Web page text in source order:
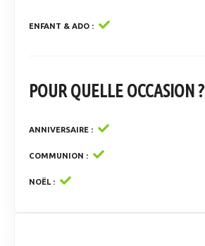
ENFANT & ADO
POUR QUELLE OCCASION ?
ANNIVERSAIRE
COMMUNION
NOËL